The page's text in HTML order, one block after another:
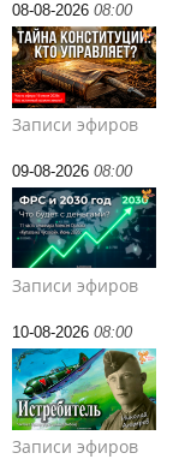
08-08-2026 08:00
Записи эфиров
09-08-2026 08:00
Записи эфиров
10-08-2026 08:00
Записи эфиров